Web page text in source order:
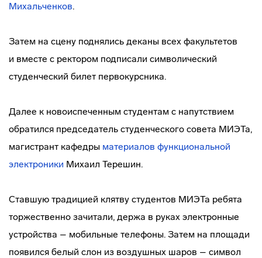
Михальченков.
Затем на сцену поднялись деканы всех факультетов
и вместе с ректором подписали символический
студенческий билет первокурсника.
Далее к новоиспеченным студентам с напутствием
обратился председатель студенческого совета МИЭТа,
магистрант кафедры материалов функциональной
электроники Михаил Терешин.
Ставшую традицией клятву студентов МИЭТа ребята
торжественно зачитали, держа в руках электронные
устройства – мобильные телефоны. Затем на площади
появился белый слон из воздушных шаров – символ